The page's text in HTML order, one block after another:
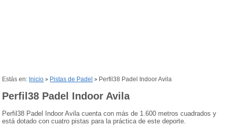
Estás en: Inicio > Pistas de Padel > Perfil38 Padel Indoor Avila
Perfil38 Padel Indoor Avila
Perfil38 Padel Indoor Avila cuenta con más de 1.600 metros cuadrados y
está dotado con cuatro pistas para la práctica de este deporte.